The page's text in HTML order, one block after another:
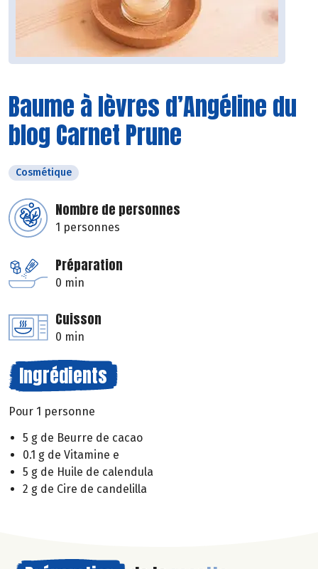
Baume à lèvres d’Angéline du
blog Carnet Prune
Cosmétique
Nombre de personnes
1 personnes
Préparation
0 min
Cuisson
0 min
Ingrédients
Pour 1 personne
5 g de Beurre de cacao
0.1 g de Vitamine e
5 g de Huile de calendula
2 g de Cire de candelilla